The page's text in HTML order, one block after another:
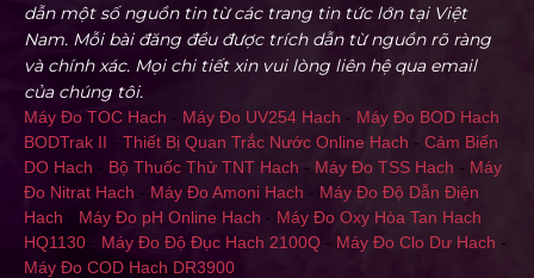
dẫn một số nguồn tin từ các trang tin tức lớn tại Việt
Nam. Mỗi bài đăng đều được trích dẫn từ nguồn rõ ràng
và chính xác. Mọi chi tiết xin vui lòng liên hệ qua email
của chúng tôi.
Máy Đo TOC Hach - Máy Đo UV254 Hach - Máy Đo BOD Hach
BODTrak II - Thiết Bị Quan Trắc Nước Online Hach - Cảm Biến
DO Hach - Bộ Thuốc Thử TNT Hach - Máy Đo TSS Hach - Máy
Đo Nitrat Hach - Máy Đo Amoni Hach - Máy Đo Độ Dẫn Điện
Hach - Máy Đo pH Online Hach - Máy Đo Oxy Hòa Tan Hach
HQ1130 - Máy Đo Độ Đục Hach 2100Q - Máy Đo Clo Dư Hach -
Máy Đo COD Hach DR3900